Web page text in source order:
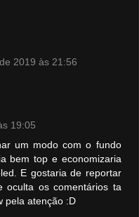
2019 às 21:56
19:05
um modo com o fundo
bem top e economizaria
E gostaria de reportar
oculta os comentários ta
pela atenção :D